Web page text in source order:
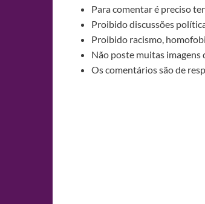
Para comentar é preciso
Proibido discussões
Proibido racismo,
Não poste muitas imagens
Os comentários são de